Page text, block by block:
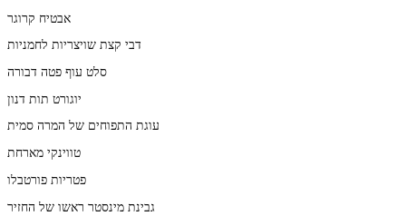
אבטיח קרוגר
דבי קצת שויצריות לחמניות
סלט עוף פטה דבורה
יוגורט תות דנון
עוגת התפוחים של המרה סמית
טווינקי מארחת
פטריות פורטבלו
גבינת מינסטר ראשו של החזיר